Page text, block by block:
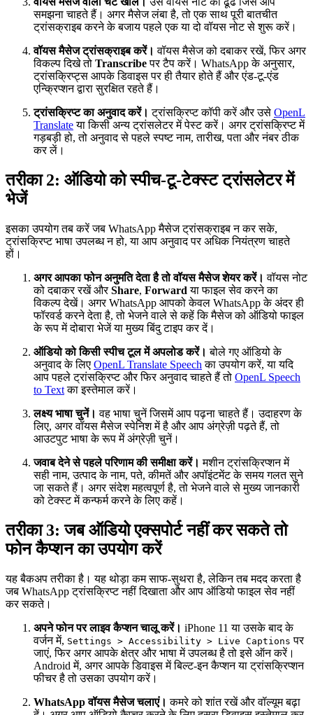
समझना चाहते हैं। अगर मैसेज लंबा है, तो एक साथ पूरी बातचीत
ट्रांसक्राइब करने के बजाय पहले एक या दो वॉयस नोट से शुरू करें।
वॉयस मैसेज ट्रांसक्राइब करें। वॉयस मैसेज को दबाकर रखें, फिर अगर
विकल्प दिखे तो Transcribeपर टैप करें। WhatsApp के अनुसार,
ट्रांसक्रिप्ट्स आपके डिवाइस पर ही तैयार होते हैं और एंड-टू-एंड
एन्क्रिप्शन द्वारा सुरक्षित रहते हैं।
ट्रांसक्रिप्ट का अनुवाद करें। ट्रांसक्रिप्ट कॉपी करें और उसे OpenL
Translateया किसी अन्य ट्रांसलेटर में पेस्ट करें। अगर ट्रांसक्रिप्ट में
गड़बड़ी हो, तो अनुवाद से पहले स्पष्ट नाम, तारीख, पता और नंबर ठीक
कर लें।
तरीका 2: ऑडियो को स्पीच-टू-टेक्स्ट ट्रांसलेटर में
भेजें
इसका उपयोग तब करें जब WhatsApp मैसेज ट्रांसक्राइब न कर सके,
ट्रांसक्रिप्ट भाषा उपलब्ध न हो, या आप अनुवाद पर अधिक नियंत्रण चाहते
हों।
अगर आपका फोन अनुमति देता है तो वॉयस मैसेज शेयर करें। वॉयस नोट
को दबाकर रखें औरShare, Forward या फाइल सेव करने का
विकल्प देखें। अगर WhatsApp आपको केवल WhatsApp के अंदर ही
फॉरवर्ड करने देता है, तो भेजने वाले से कहें कि मैसेज को ऑडियो फाइल
के रूप में दोबारा भेजें या मुख्य बिंदु टाइप कर दें।
ऑडियो को किसी स्पीच टूल में अपलोड करें। बोले गए ऑडियो के
अनुवाद के लिए OpenL Translate Speech का उपयोग करें, या यदि
आप पहले ट्रांसक्रिप्ट और फिर अनुवाद चाहते हैं तो OpenL Speech
to Textका इस्तेमाल करें।
लक्ष्य भाषा चुनें। वह भाषा चुनें जिसमें आप पढ़ना चाहते हैं। उदाहरण के
लिए, अगर वॉयस मैसेज स्पेनिश में है और आप अंग्रेज़ी पढ़ते हैं, तो
आउटपुट भाषा के रूप में अंग्रेज़ी चुनें।
जवाब देने से पहले परिणाम की समीक्षा करें। मशीन ट्रांसक्रिप्शन में
सही नाम, उत्पाद के नाम, पते, कीमतें और अपॉइंटमेंट के समय गलत सुने
जा सकते हैं। अगर संदेश महत्वपूर्ण है, तो भेजने वाले से मुख्य जानकारी
को टेक्स्ट में कन्फर्म करने के लिए कहें।
तरीका 3: जब ऑडियो एक्सपोर्ट नहीं कर सकते तो
फोन कैप्शन का उपयोग करें
यह बैकअप तरीका है। यह थोड़ा कम साफ-सुथरा है, लेकिन तब मदद करता है
जब WhatsApp ट्रांसक्रिप्ट नहीं दिखाता और आप ऑडियो फाइल सेव नहीं
कर सकते।
अपने फोन पर लाइव कैप्शन चालू करें। iPhone 11 या उसके बाद के
वर्जन में, Settings > Accessibility > Live Captions पर
जाएं, फिर अगर आपके क्षेत्र और भाषा में उपलब्ध है तो इसे ऑन करें।
Android में, अगर आपके डिवाइस में बिल्ट-इन कैप्शन या ट्रांसक्रिप्शन
फीचर है तो उसका उपयोग करें।
WhatsApp वॉयस मैसेज चलाएं। कमरे को शांत रखें और वॉल्यूम बढ़ा